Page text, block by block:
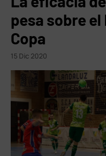
pesa sobre el
Copa
15 Dic 2020